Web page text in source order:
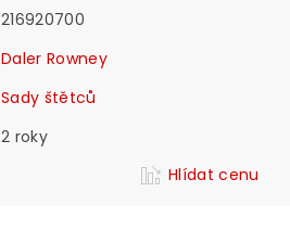
216920700
Daler Rowney
Sady štětců
2 roky
Hlídat cenu